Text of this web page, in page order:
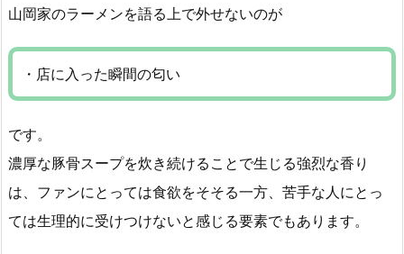
山岡家のラーメンを語る上で外せないのが
・店に入った瞬間の匂い
です。
濃厚な豚骨スープを炊き続けることで生じる強烈な香り
は、ファンにとっては食欲をそそる一方、苦手な人にとっ
ては生理的に受けつけないと感じる要素でもあります。